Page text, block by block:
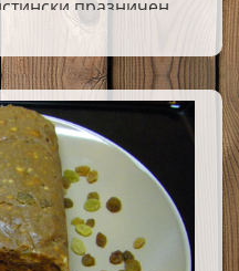
празничен